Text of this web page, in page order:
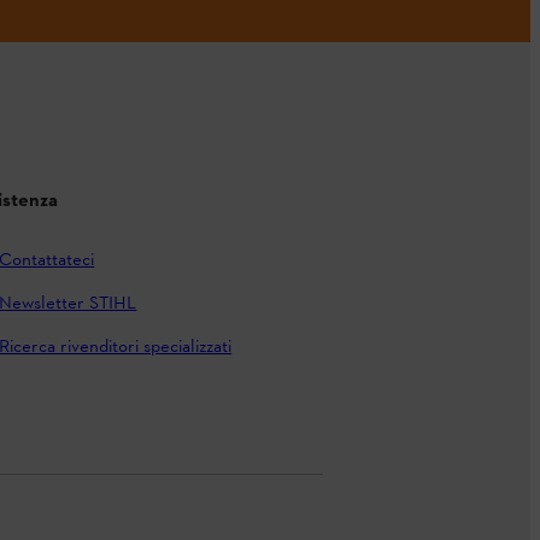
Contattateci
Newsletter STIHL
Ricerca rivenditori specializzati